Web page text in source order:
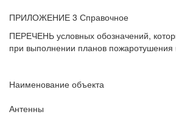
ПРИЛОЖЕНИЕ 3 Справочное
ПЕРЕЧЕНЬ условных обозначений,
при выполнении планов
Наименование объекта
Антенны